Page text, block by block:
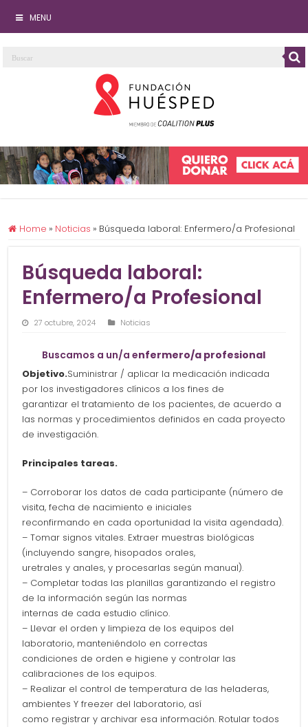
MENU
Home » Noticias » Búsqueda laboral: Enfermero/a Profesional
Búsqueda laboral:
Enfermero/a Profesional
27 octubre, 2024 Noticias
Buscamos a un/a enfermero/a profesional
Objetivo.Suministrar / aplicar la medicación indicada
por los investigadores clínicos a los fines de
garantizar el tratamiento de los pacientes, de acuerdo a
las normas y procedimientos definidos en cada proyecto
de investigación.
Principales tareas.
– Corroborar los datos de cada participante (número de
visita, fecha de nacimiento e iniciales
reconfirmando en cada oportunidad la visita agendada).
– Tomar signos vitales. Extraer muestras biológicas
(incluyendo sangre, hisopados orales,
uretrales y anales, y procesarlas según manual).
– Completar todas las planillas garantizando el registro
de la información según las normas
internas de cada estudio clínico.
– Llevar el orden y limpieza de los equipos del
laboratorio, manteniéndolo en correctas
condiciones de orden e higiene y controlar las
calibraciones de los equipos.
– Realizar el control de temperatura de las heladeras,
ambientes Y freezer del laboratorio, así
como registrar y archivar esa información. Rotular todos